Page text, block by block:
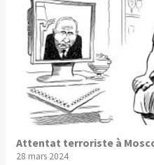
Attentat terroriste à
28 mars 2024